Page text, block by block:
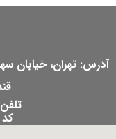
آدرس: تهران، خیابان
تلفن
کد